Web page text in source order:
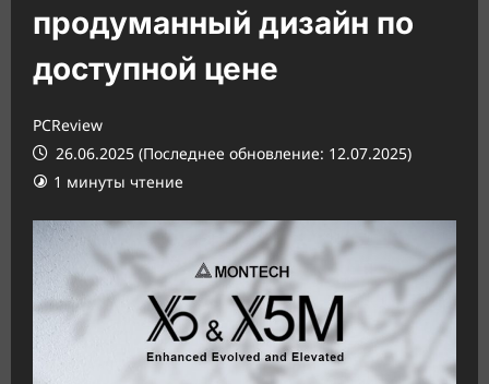
продуманный дизайн по
доступной цене
PCReview
26.06.2025 (Последнее обновление: 12.07.2025)
1 минуты чтение